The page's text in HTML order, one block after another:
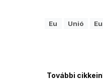
Eu Unió
További